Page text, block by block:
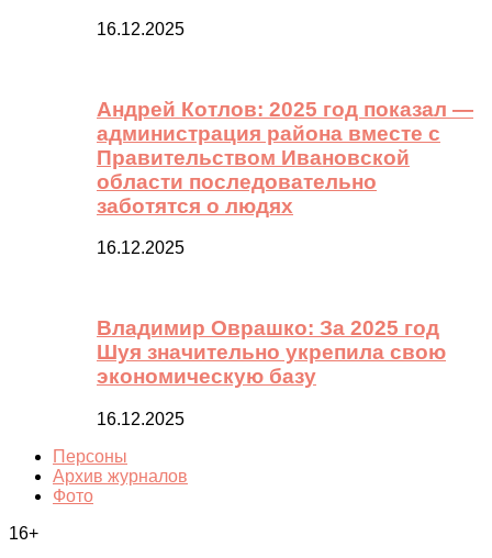
16.12.2025
Андрей Котлов: 2025 год показал —
администрация района вместе с
Правительством Ивановской
области последовательно
заботятся о людях
16.12.2025
Владимир Оврашко: За 2025 год
Шуя значительно укрепила свою
экономическую базу
16.12.2025
Персоны
Архив журналов
Фото
16+